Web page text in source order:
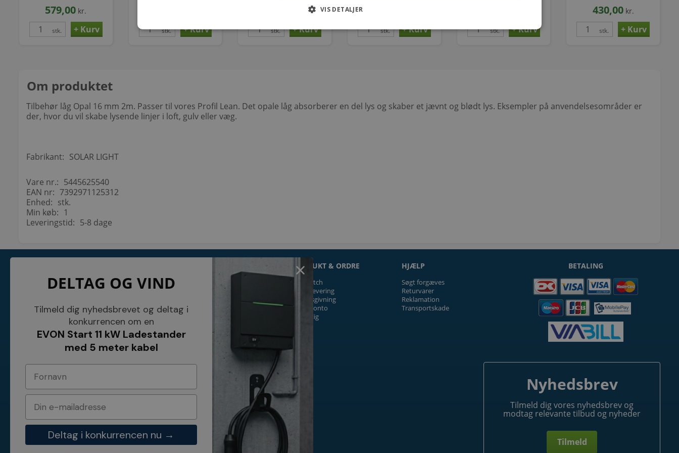
579,00 kr.
stk. stk. stk. stk. stk.
430,00 kr.
stk.
Om produktet
Tilbehør låg Opal 16 mm 2m. Passer til vores Profil Lean. Det opale låg absorberer en del lys og skaber et jævnt og blødt lys. Eksempler på anvendelsesområder er
der, hvor du vil skabe lysende linjer i loft, gulv eller væg.
Fabrikant: SOLAR LIGHT
Vare nr.: 5445625540
EAN nr: 7392971125312
Enhed: stk.
Min køb: 1
Leveringstid: 5-8 dage
NETSALG EL & VVS APS
Søndergårdsvej 44
Danmark
E-mail: info@elvvs.dk
Åbningstider
Bankoplysninger
Privatlivspolitik
PRODUKT & ORDRE
Prismatch
Fragt/levering
Tilbudsgivning
Firmakonto
Offentlig
HJÆLP
Søgt forgæves
Returvarer
Reklamation
Transportskade
BETALING
Nyhedsbrev
Tilmeld dig vores nyhedsbrev og
modtag relevante tilbud og nyheder
Tilmeld
DELTAG OG VIND
Tilmeld dig nyhedsbrevet og deltag i
konkurrencen om en
EVON Start 11 kW Ladestander
med 5 meter kabel
Deltag i konkurrencen nu →
VIS DETALJER